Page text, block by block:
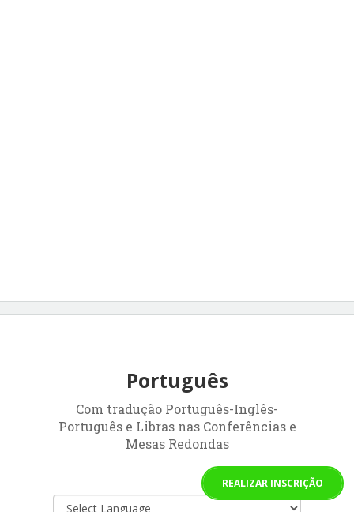
Português
Com tradução Português-Inglês-
Português e Libras nas Conferências e
Mesas Redondas
REALIZAR INSCRIÇÃO